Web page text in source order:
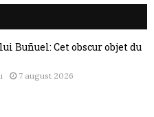
Buñuel: Cet obscur objet du
7 august 2026